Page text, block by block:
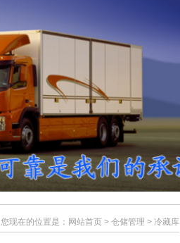
您现在的位置是： 网站首页> 仓储管理 > 冷藏库